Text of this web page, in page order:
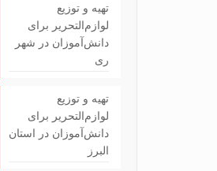
تهیه و توزیع
لوازم‌التحریر برای
دانش‌آموزان در شهر
ری
تهیه و توزیع
لوازم‌التحریر برای
دانش‌آموزان در استان
البرز